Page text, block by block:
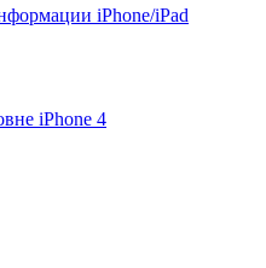
iPhone/iPad
iPhone 4